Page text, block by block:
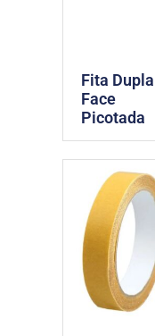
Fita Dupla
Face
Picotada